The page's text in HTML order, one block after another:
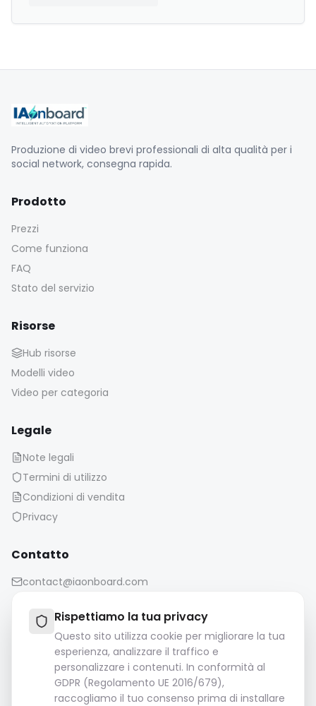
Rispettiamo la tua privacy
Questo sito utilizza cookie per migliorare la tua
esperienza, analizzare il traffico e
personalizzare i contenuti. In conformità al
GDPR (Regolamento UE 2016/679),
raccogliamo il tuo consenso prima di installare
Produzione di video brevi professionali di alta qualità per i
social network, consegna rapida.
Prodotto
Prezzi
Come funziona
FAQ
Stato del servizio
Risorse
Hub risorse
Modelli video
Video per categoria
Legale
Note legali
Termini di utilizzo
Condizioni di vendita
Privacy
Contatto
contact@iaonboard.com
Politica di conservazione:
I file multimediali (immagini, video, file audio, ecc.)